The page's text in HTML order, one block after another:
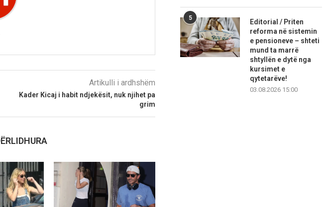
Artikulli i ardhshëm
Kader Kicaj i habit ndjekësit, nuk njihet pa
grim
5
Editorial / Priten
reforma në sistemin
e pensioneve – shteti
mund ta marrë
shtyllën e dytë nga
kursimet e
qytetarëve!
03.08.2026 15:00